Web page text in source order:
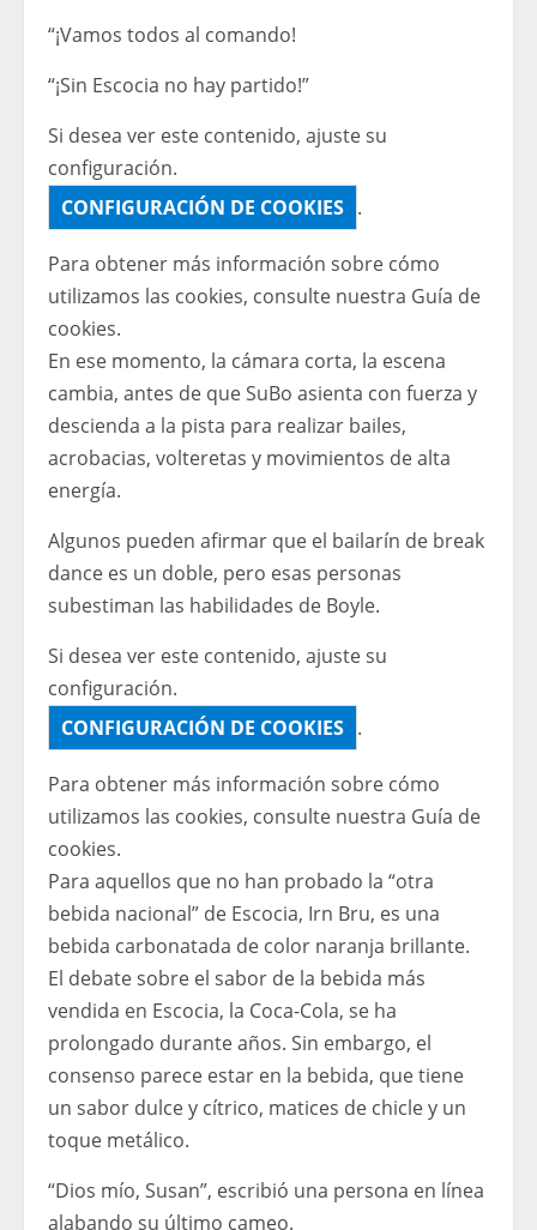
“¡Vamos todos al comando!
“¡Sin Escocia no hay partido!”
Si desea ver este contenido, ajuste su
configuración.
CONFIGURACIÓN DE COOKIES .
Para obtener más información sobre cómo
utilizamos las cookies, consulte nuestra Guía de
cookies.
En ese momento, la cámara corta, la escena
cambia, antes de que SuBo asienta con fuerza y ​​
descienda a la pista para realizar bailes,
acrobacias, volteretas y movimientos de alta
energía.
Algunos pueden afirmar que el bailarín de break
dance es un doble, pero esas personas
subestiman las habilidades de Boyle.
Si desea ver este contenido, ajuste su
configuración.
CONFIGURACIÓN DE COOKIES .
Para obtener más información sobre cómo
utilizamos las cookies, consulte nuestra Guía de
cookies.
Para aquellos que no han probado la “otra
bebida nacional” de Escocia, Irn Bru, es una
bebida carbonatada de color naranja brillante.
El debate sobre el sabor de la bebida más
vendida en Escocia, la Coca-Cola, se ha
prolongado durante años. Sin embargo, el
consenso parece estar en la bebida, que tiene
un sabor dulce y cítrico, matices de chicle y un
toque metálico.
“Dios mío, Susan”, escribió una persona en línea
alabando su último cameo.